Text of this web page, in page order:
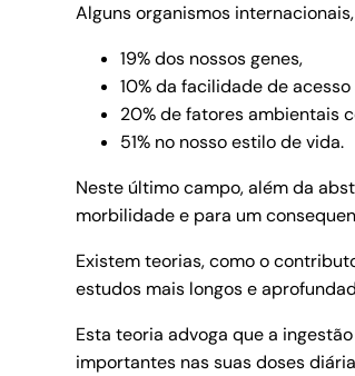
Alguns organismos
19% dos nossos genes,
10% da facilidade de
20% de fatores ambientais
51% no nosso estilo de vida.
Neste último campo, além da
morbilidade e para um
Existem teorias, como o
estudos mais longos e
Esta teoria advoga que a
importantes nas suas doses